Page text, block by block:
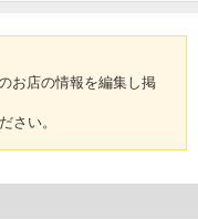
お店の情報を編集し掲
さい。